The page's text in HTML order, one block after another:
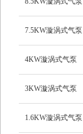
7.5KW漩涡式气泵
4KW漩涡式气泵
3KW漩涡式气泵
1.6KW漩涡式气泵